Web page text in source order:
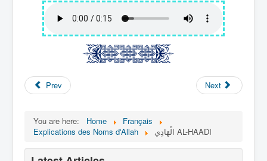
Prev Next
You are here: Home
Français
Explications des Noms d'Allah
الْهَادِي AL-HAADI